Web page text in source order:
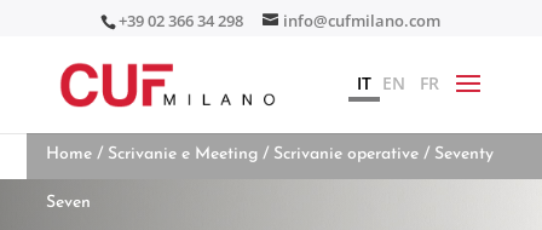
+39 02 366 34 298 info@cufmilano.com
IT EN FR
Home / Scrivanie e Meeting / Scrivanie operative / Seventy
Seven